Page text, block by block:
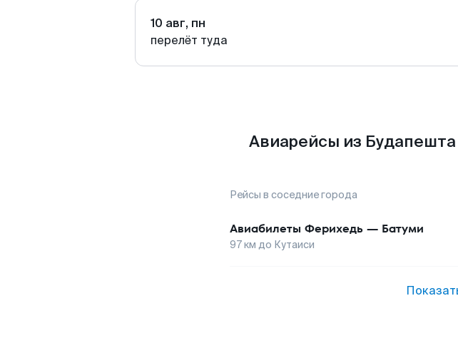
10 авг, пн
перелёт туда
Авиарейсы из
Рейсы в соседние города
Авиабилеты Ферихедь — Батуми
97км до Кутаиси